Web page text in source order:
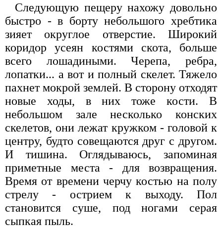
Следующую пещеру нахожу довольно
быстро - в борту небольшого хребтика
зияет округлое отверстие. Широкий
коридор усеян костями скота, больше
всего лошадиными. Черепа, ребра,
лопатки... а вот и полный скелет. Тяжело
пахнет мокрой землей. В сторону отходят
новые ходы, в них тоже кости. В
небольшом зале несколько конских
скелетов, они лежат кружком - головой к
центру, будто совещаются друг с другом.
И тишина. Оглядываюсь, запоминая
приметные места - для возвращения.
Время от времени черчу костью на полу
стрелу - острием к выходу. Пол
становится суше, под ногами серая
сыпкая пыль.